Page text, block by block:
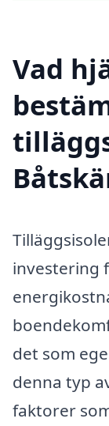
Vad
investering
det som
denna typ
faktorer